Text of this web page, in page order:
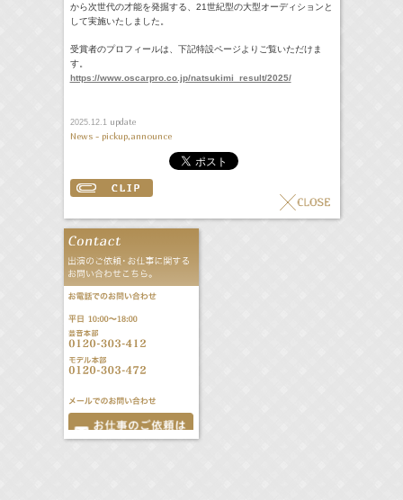
から次世代の才能を発掘する、21世紀型の大型オーディションと
して実施いたしました。
受賞者のプロフィールは、下記特設ページよりご覧いただけま
す。
https://www.oscarpro.co.jp/natsukimi_result/2025/
2025.12.1 update
News - pickup,announce